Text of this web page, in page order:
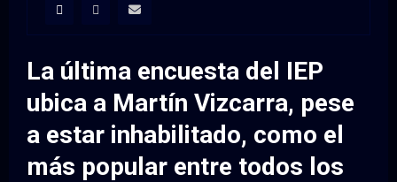
La última encuesta del IEP
ubica a Martín Vizcarra, pese
a estar inhabilitado, como el
más popular entre todos los